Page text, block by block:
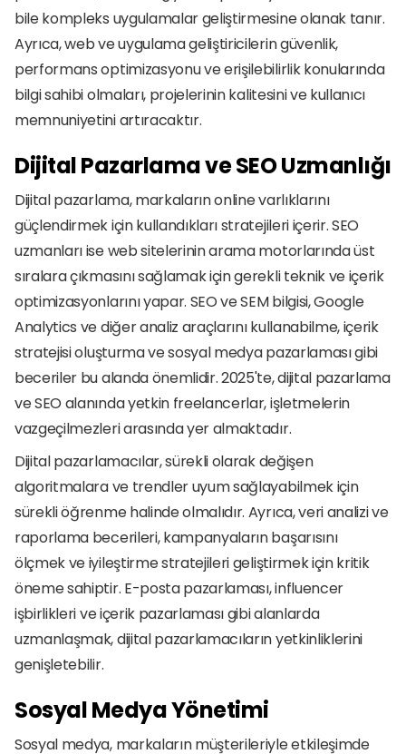
bile kompleks uygulamalar geliştirmesine olanak tanır.
Ayrıca, web ve uygulama geliştiricilerin güvenlik,
performans optimizasyonu ve erişilebilirlik konularında
bilgi sahibi olmaları, projelerinin kalitesini ve kullanıcı
memnuniyetini artıracaktır.
Dijital Pazarlama ve SEO Uzmanlığı
Dijital pazarlama, markaların online varlıklarını
güçlendirmek için kullandıkları stratejileri içerir. SEO
uzmanları ise web sitelerinin arama motorlarında üst
sıralara çıkmasını sağlamak için gerekli teknik ve içerik
optimizasyonlarını yapar. SEO ve SEM bilgisi, Google
Analytics ve diğer analiz araçlarını kullanabilme, içerik
stratejisi oluşturma ve sosyal medya pazarlaması gibi
beceriler bu alanda önemlidir. 2025'te, dijital pazarlama
ve SEO alanında yetkin freelancerlar, işletmelerin
vazgeçilmezleri arasında yer almaktadır.
Dijital pazarlamacılar, sürekli olarak değişen
algoritmalara ve trendler uyum sağlayabilmek için
sürekli öğrenme halinde olmalıdır. Ayrıca, veri analizi ve
raporlama becerileri, kampanyaların başarısını
ölçmek ve iyileştirme stratejileri geliştirmek için kritik
öneme sahiptir. E-posta pazarlaması, influencer
işbirlikleri ve içerik pazarlaması gibi alanlarda
uzmanlaşmak, dijital pazarlamacıların yetkinliklerini
genişletebilir.
Sosyal Medya Yönetimi
Sosyal medya, markaların müşterileriyle etkileşimde